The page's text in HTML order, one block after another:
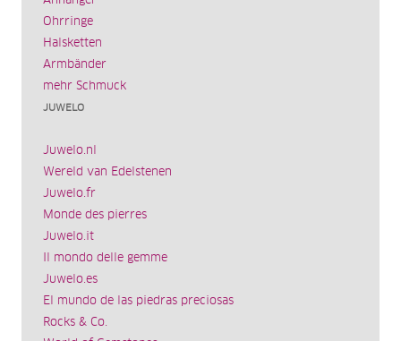
Ohrringe
Halsketten
Armbänder
mehr Schmuck
JUWELO
Juwelo.nl
Wereld van Edelstenen
Juwelo.fr
Monde des pierres
Juwelo.it
Il mondo delle gemme
Juwelo.es
El mundo de las piedras preciosas
Rocks & Co.